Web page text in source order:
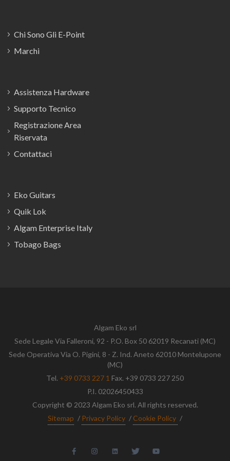
Chi Sono Gli E-Point
Marchi
Assistenza Hardware
Supporto Tecnico
Registrazione Area
Riservata
Contattaci
Eko Guitars
Quik Lok
Algam Enterprise Italy
Tobago Bags
Algam Eko srl
Sede Legale Via Falleroni, 92 - P.O. Box 50 62019 Recanati (MC)
Sede Operativa Via O. Pigini, 8 - Z. Ind. Aneto 62010 Montelupone
(MC)
Tel. +39 0733 227 1 Fax. +39 0733 227 250
P.I. 02026450433
Copyright © 2023 Algam Eko srl. All rights reserved.
Sitemap / Privacy Policy / Cookie Policy /